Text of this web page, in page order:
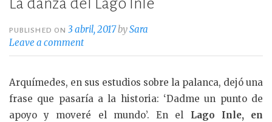
La danza del Lago Inle
PUBLISHED ON3 abril, 2017bySara
Leave a comment
Arquímedes, en sus estudios sobre la palanca, dejó una
frase que pasaría a la historia: ‘Dadme un punto de
apoyo y moveré el mundo’. En el Lago Inle, en